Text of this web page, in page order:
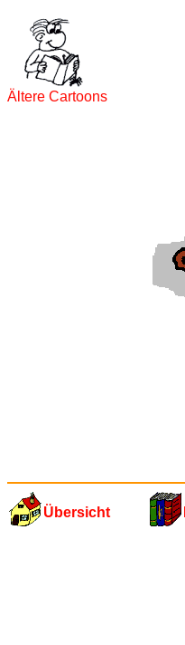
Ältere Cartoons
Übersicht